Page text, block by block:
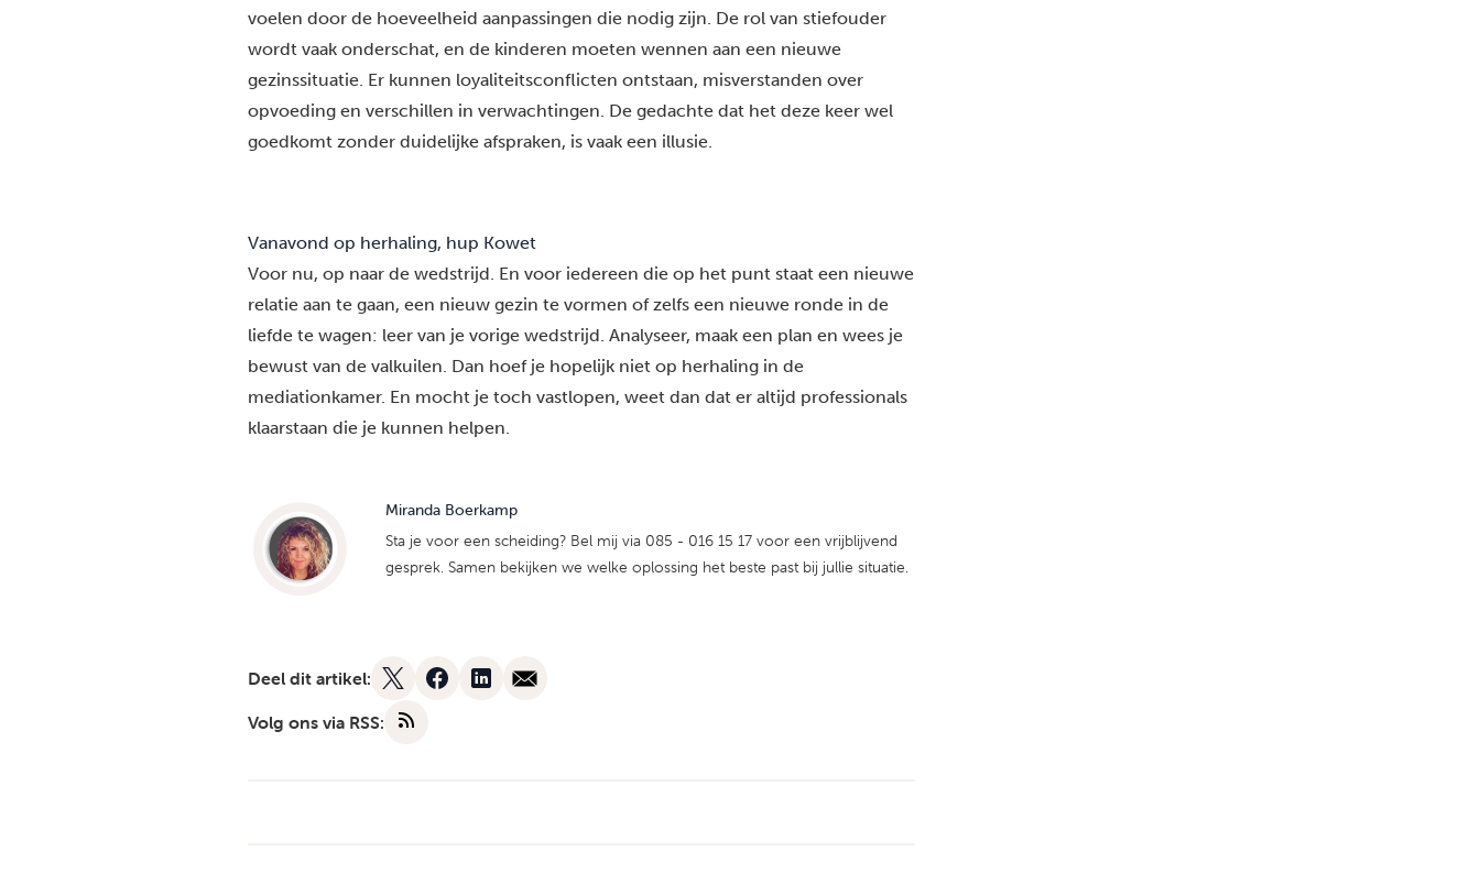
voelen door de hoeveelheid aanpassingen die nodig zijn. De rol van stiefouder
wordt vaak onderschat, en de kinderen moeten wennen aan een nieuwe
gezinssituatie. Er kunnen loyaliteitsconflicten ontstaan, misverstanden over
opvoeding en verschillen in verwachtingen. De gedachte dat het deze keer wel
goedkomt zonder duidelijke afspraken, is vaak een illusie.
Vanavond op herhaling, hup Kowet
Voor nu, op naar de wedstrijd. En voor iedereen die op het punt staat een nieuwe
relatie aan te gaan, een nieuw gezin te vormen of zelfs een nieuwe ronde in de
liefde te wagen: leer van je vorige wedstrijd. Analyseer, maak een plan en wees je
bewust van de valkuilen. Dan hoef je hopelijk niet op herhaling in de
mediationkamer. En mocht je toch vastlopen, weet dan dat er altijd professionals
klaarstaan die je kunnen helpen.
Miranda Boerkamp
Sta je voor een scheiding? Bel mij via 085 - 016 15 17 voor een vrijblijvend
gesprek. Samen bekijken we welke oplossing het beste past bij jullie situatie.
Deel dit artikel:
Volg ons via RSS: